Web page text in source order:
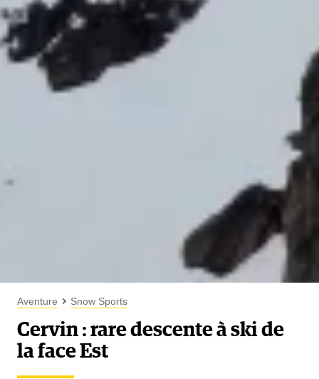
Aventure Snow Sports
Cervin : rare descente à ski de
la face Est